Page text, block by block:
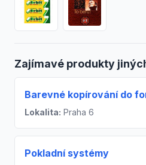
Zajímavé produkty
Barevné kopírování do
Lokalita: Praha 6
Pokladní systémy